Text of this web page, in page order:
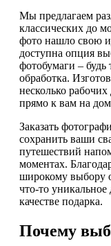
Мы предлагаем
классических до
фото нашло свою
доступна опция
фотобумаги –
обработка.
несколько рабочих
прямо к вам на
Заказать
сохранить ваши
путешествий
моментах.
широкому выбору
что-то уникальное
качестве подарка.
Почему